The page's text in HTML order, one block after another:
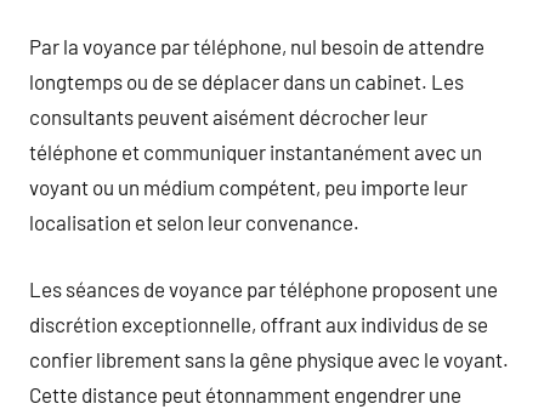
Par la voyance par téléphone, nul besoin de attendre
longtemps ou de se déplacer dans un cabinet. Les
consultants peuvent aisément décrocher leur
téléphone et communiquer instantanément avec un
voyant ou un médium compétent, peu importe leur
localisation et selon leur convenance.
Les séances de voyance par téléphone proposent une
discrétion exceptionnelle, offrant aux individus de se
confier librement sans la gêne physique avec le voyant.
Cette distance peut étonnamment engendrer une